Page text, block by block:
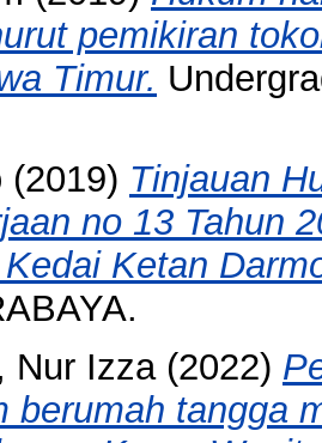
pemikiran
Timur.
(2019) Tinjauan
no 13 Tahun
Ketan
Nur Izza(2022)
berumah tangga